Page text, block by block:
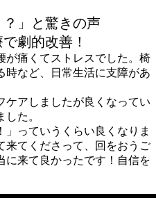
？」と驚きの声
劇的改善！
が痛くてストレスでした。椅
時など、日常生活に支障があ
ケアしましたが良くなってい
た。
っていうくらい良くなりま
来てくださって、回をおうご
に来て良かったです！自信を